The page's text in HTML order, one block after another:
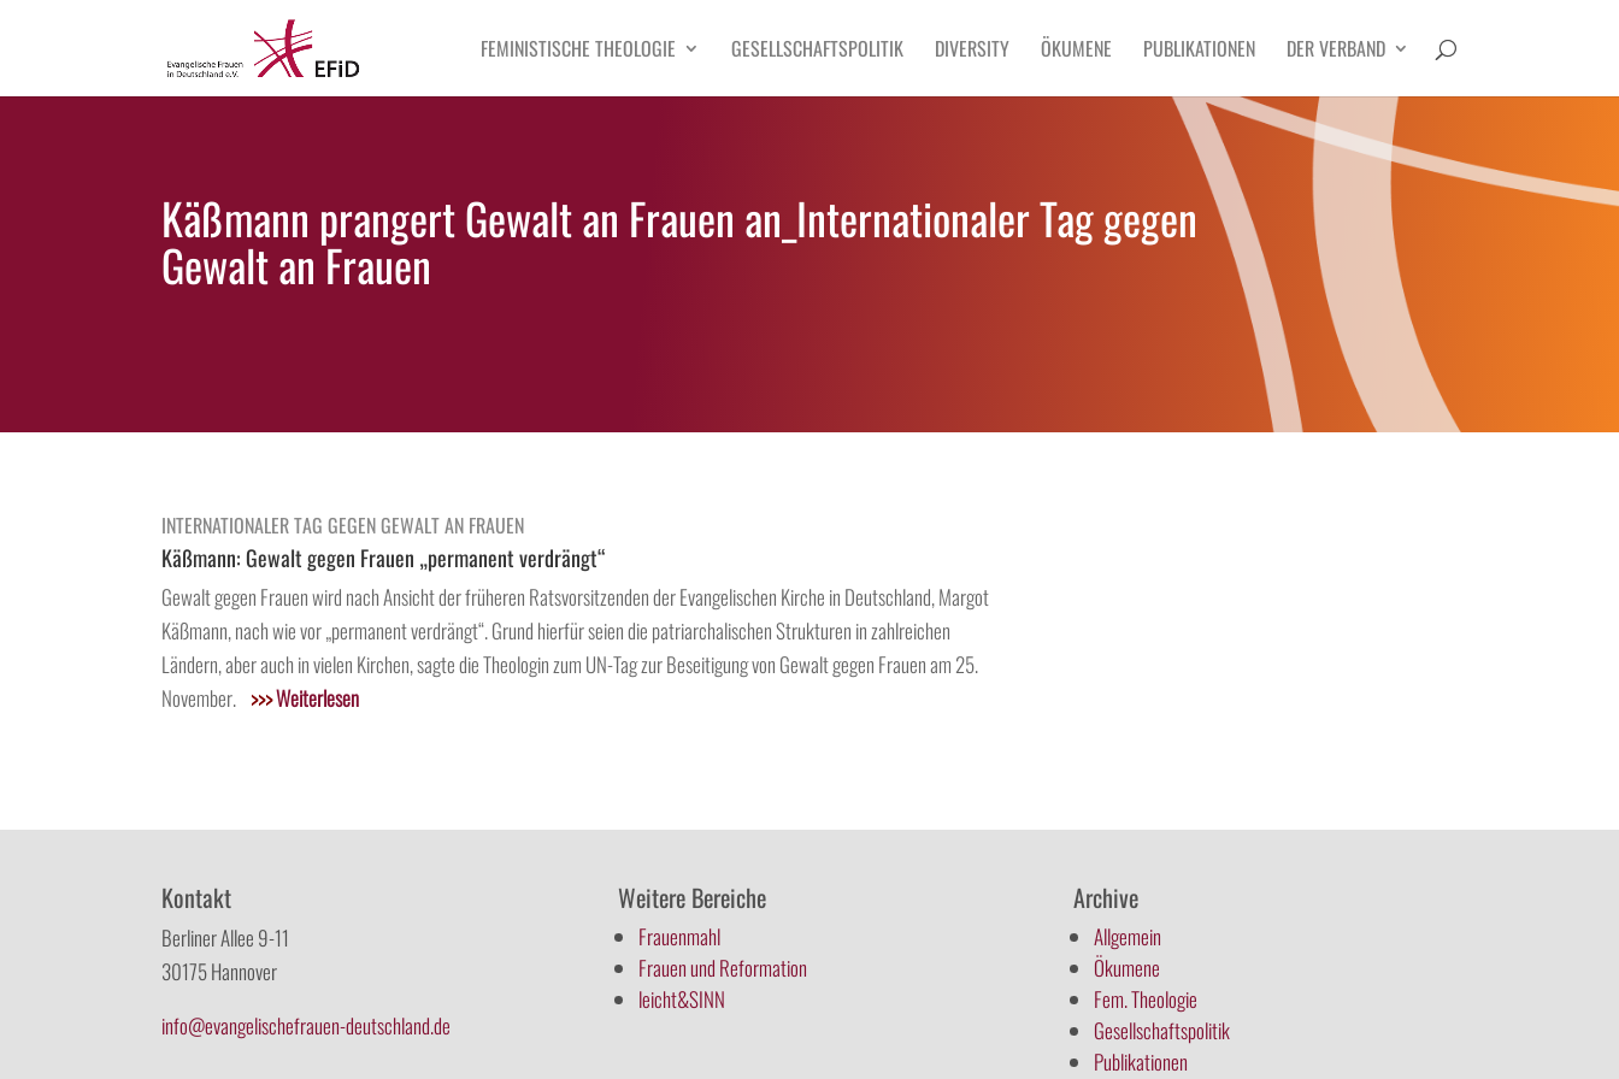
FEMINISTISCHE THEOLOGIE GESELLSCHAFTSPOLITIK DIVERSITY ÖKUMENE PUBLIKATIONEN DER VERBAND
Käßmann prangert Gewalt an Frauen an_Internationaler Tag gegen
Gewalt an Frauen
INTERNATIONALER TAG GEGEN GEWALT AN FRAUEN
Käßmann: Gewalt gegen Frauen „permanent verdrängt“
Gewalt gegen Frauen wird nach Ansicht der früheren Ratsvorsitzenden der Evangelischen Kirche in Deutschland, Margot
Käßmann, nach wie vor „permanent verdrängt“. Grund hierfür seien die patriarchalischen Strukturen in zahlreichen
Ländern, aber auch in vielen Kirchen, sagte die Theologin zum UN-Tag zur Beseitigung von Gewalt gegen Frauen am 25.
November. >>>Weiterlesen
Kontakt
Berliner Allee 9-11
30175 Hannover
info@evangelischefrauen-deutschland.de
Weitere Bereiche
Frauenmahl
Frauen und Reformation
leicht&SINN
Archive
Allgemein
Ökumene
Fem. Theologie
Gesellschaftspolitik
Publikationen